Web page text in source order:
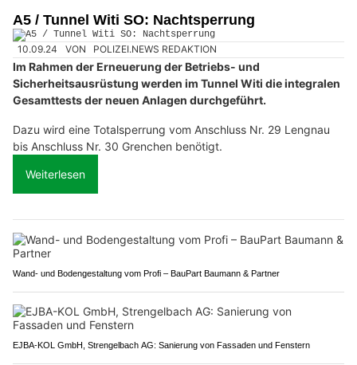
A5 / Tunnel Witi SO: Nachtsperrung
10.09.24 VON POLIZEI.NEWS REDAKTION
Im Rahmen der Erneuerung der Betriebs- und
Sicherheitsausrüstung werden im Tunnel Witi die integralen
Gesamttests der neuen Anlagen durchgeführt.
Dazu wird eine Totalsperrung vom Anschluss Nr. 29 Lengnau
bis Anschluss Nr. 30 Grenchen benötigt.
Weiterlesen
Wand- und Bodengestaltung vom Profi – BauPart Baumann & Partner
EJBA-KOL GmbH, Strengelbach AG: Sanierung von Fassaden und Fenstern